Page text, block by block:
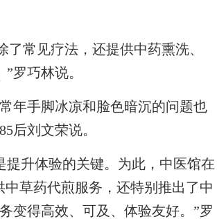
常见疗法，还提供中药熏洗、
罗巧林说。
手脚冰凉和脸色暗沉的问题也
后刘文荣说。
升体验的关键。为此，中医馆在
草药代煎服务，还特别推出了中
变得高效、可及、体验友好。”罗